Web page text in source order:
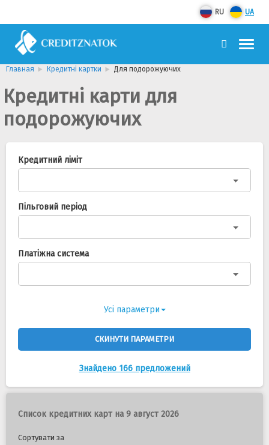
RU UA
Главная Кредитні картки Для подорожуючих
Кредитні карти для
подорожуючих
Кредитний ліміт
Пільговий період
Платіжна система
Усі параметри
СКИНУТИ ПАРАМЕТРИ
Знайдено 166 предложений
Список кредитних карт на 9 август 2026
Сортувати за